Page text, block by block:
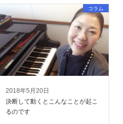
2018年5月20日
コラム
決断して動くとこんなことが起こ
るのです